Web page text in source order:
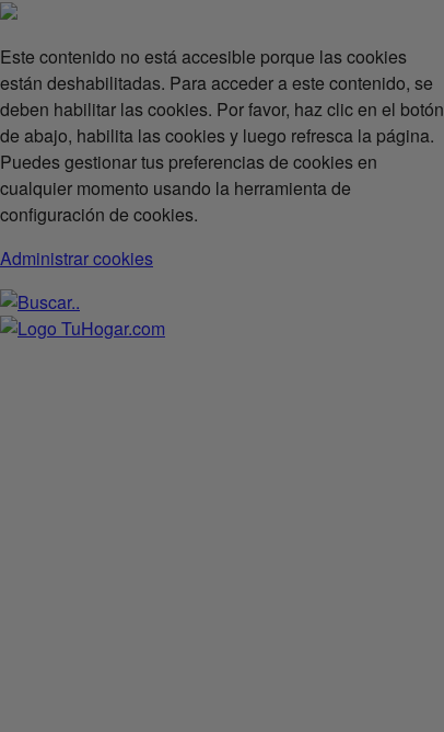
Este contenido no está accesible porque las cookies
están deshabilitadas. Para acceder a este contenido, se
deben habilitar las cookies. Por favor, haz clic en el botón
de abajo, habilita las cookies y luego refresca la página.
Puedes gestionar tus preferencias de cookies en
cualquier momento usando la herramienta de
configuración de cookies.
Administrar cookies